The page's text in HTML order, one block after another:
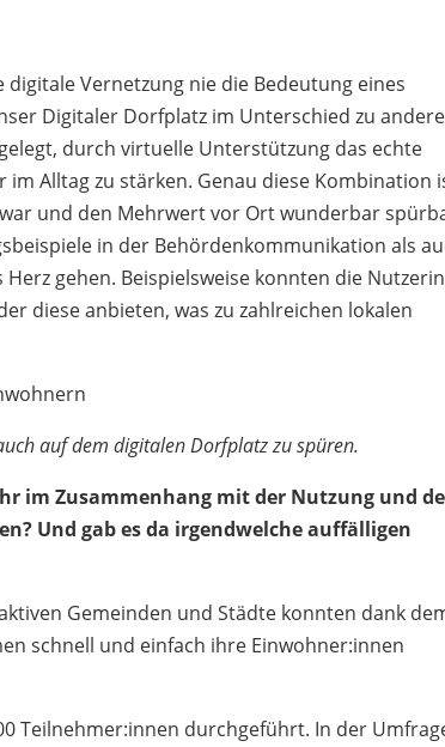
Vernetzung nie die Bedeutung eines
Digitaler Dorfplatz im Unterschied zu
durch virtuelle Unterstützung das echte
Alltag zu stärken. Genau diese Kombination
und den Mehrwert vor Ort wunderbar
in der Behördenkommunikation als
gehen. Beispielsweise konnten die
diese anbieten, was zu zahlreichen lokalen
auf dem digitalen Dorfplatz zu spüren.
im Zusammenhang mit der Nutzung und
Und gab es da irgendwelche auffälligen
Gemeinden und Städte konnten dank
schnell und einfach ihre Einwohner:innen
Teilnehmer:innen durchgeführt. In der